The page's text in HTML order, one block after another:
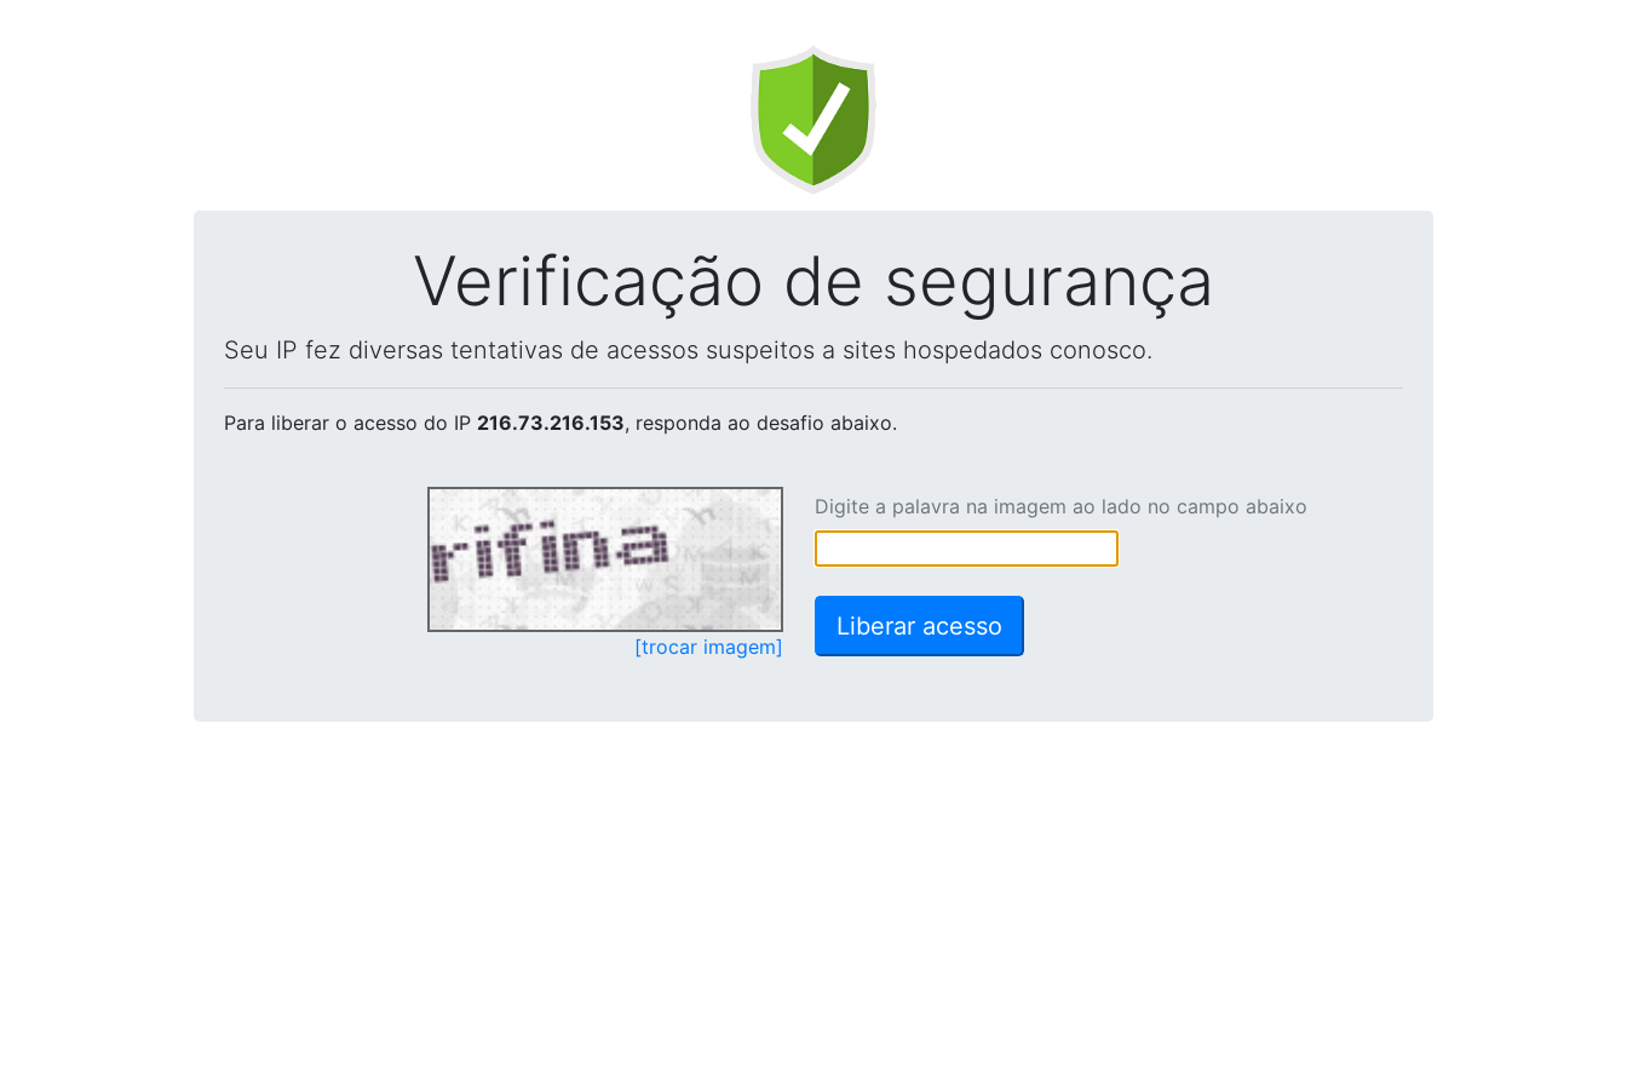
Verificação de segurança
Seu IP fez diversas tentativas de acessos suspeitos a sites hospedados conosco.
Para liberar o acesso do IP 216.73.216.153, responda ao desafio abaixo.
[trocar imagem]
Digite a palavra na imagem ao lado no campo abaixo